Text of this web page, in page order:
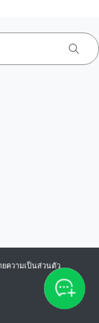
ความเป็นส่วนตัว